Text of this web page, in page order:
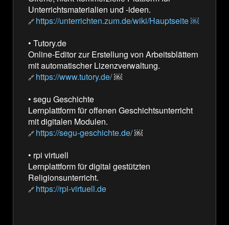
Unterrichtsmaterialien und -ideen.
🔗 https://unterrichten.zum.de/wiki/Hauptseite ￼
• Tutory.de
Online-Editor zur Erstellung von Arbeitsblättern
mit automatischer Lizenzverwaltung.
🔗 https://www.tutory.de/￼
• segu Geschichte
Lernplattform für offenen Geschichtsunterricht
mit digitalen Modulen.
🔗 https://segu-geschichte.de/￼
• rpi virtuell
Lernplattform für digital gestützten
Religionsunterricht.
🔗 https://rpi-virtuell.de